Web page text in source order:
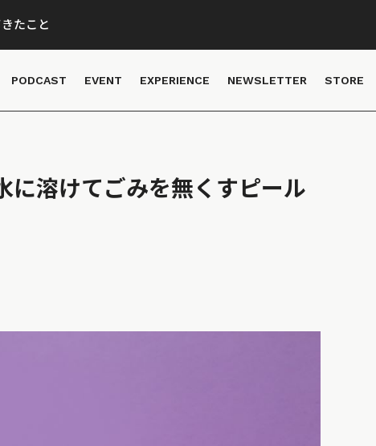
たこと
PODCAST EVENT EXPERIENCE NEWSLETTER STORE
に溶けてごみを無くすピール